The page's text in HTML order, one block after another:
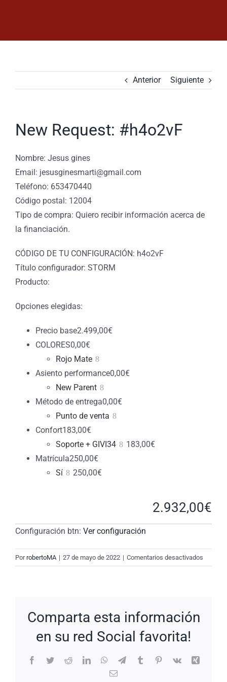
Anterior Siguiente
New Request: #h4o2vF
Nombre: Jesus gines
Email: jesusginesmarti@gmail.com
Teléfono: 653470440
Código postal: 12004
Tipo de compra: Quiero recibir información acerca de
la financiación.
CÓDIGO DE TU CONFIGURACIÓN: h4o2vF
Título configurador: STORM
Producto:
Opciones elegidas:
Precio base2.499,00€
COLORES0,00€
Rojo Mate
Asiento performance0,00€
New Parent
Método de entrega0,00€
Punto de venta
Confort183,00€
Soporte + GIVI34
183,00€
Matrícula250,00€
Sí
250,00€
2.932,00€
Configuración btn: Ver configuración
PorrobertoMA | 27 de mayo de 2022 | Comentarios desactivados
New
Comparta esta información
en su red Social favorita!
Facebook
TwitterRedditLinkedInWhatsApp
TelegramTumblrPinterest
Vk
Xing
Correo